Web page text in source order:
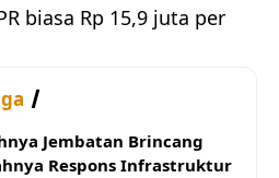
biasa Rp 15,9 juta per
Jembatan Brincang
Respons Infrastruktur